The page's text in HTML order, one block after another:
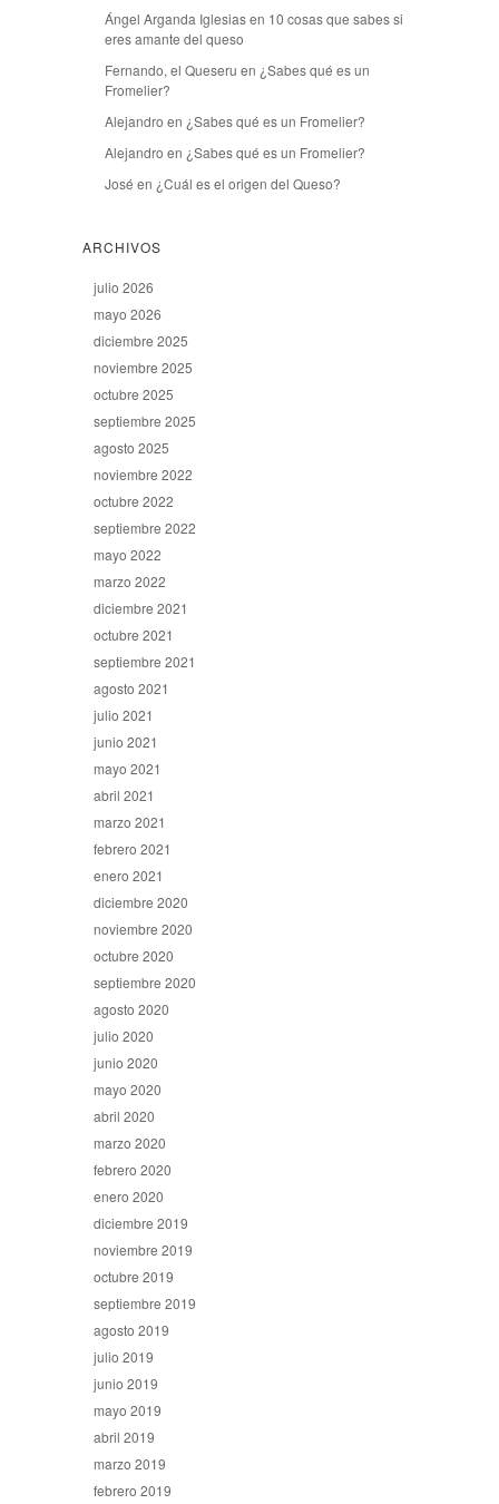
Ángel Arganda Iglesiasen 10 cosas que sabes si
eres amante del queso
Fernando, el Queseru en ¿Sabes qué es un
Fromelier?
Alejandro en ¿Sabes qué es un Fromelier?
Alejandro en ¿Sabes qué es un Fromelier?
José en ¿Cuál es el origen del Queso?
ARCHIVOS
julio 2026
mayo 2026
diciembre 2025
noviembre 2025
octubre 2025
septiembre 2025
agosto 2025
noviembre 2022
octubre 2022
septiembre 2022
mayo 2022
marzo 2022
diciembre 2021
octubre 2021
septiembre 2021
agosto 2021
julio 2021
junio 2021
mayo 2021
abril 2021
marzo 2021
febrero 2021
enero 2021
diciembre 2020
noviembre 2020
octubre 2020
septiembre 2020
agosto 2020
julio 2020
junio 2020
mayo 2020
abril 2020
marzo 2020
febrero 2020
enero 2020
diciembre 2019
noviembre 2019
octubre 2019
septiembre 2019
agosto 2019
julio 2019
junio 2019
mayo 2019
abril 2019
marzo 2019
febrero 2019